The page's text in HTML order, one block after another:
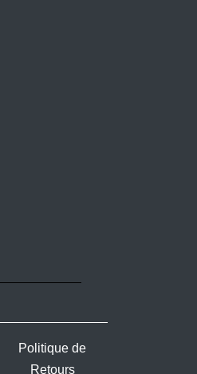
Politique de
Retours